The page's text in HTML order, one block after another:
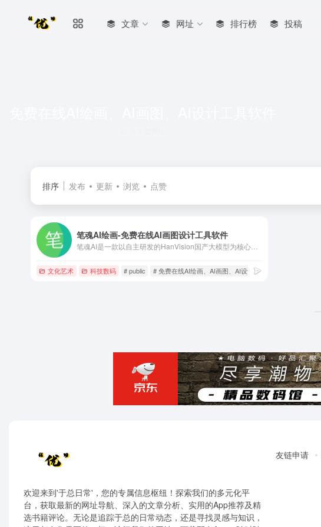
文章 网址 排行榜 投稿
排序 发布 更新 浏览 点赞
笔魂AI绘画-免费在线AI画图设计工具软件
文化艺术 科技数码 # public # 免费在线AI绘画、AI画图、AI设计工具软件
欢迎来到'于总日常'，您的专属信息枢纽！探索我们的多元化平
台，获取最新的网址导航、深入的文章分析、实用的App推荐及精
选书籍评论。无论是追踪于总的日常动态，还是寻找灵感与知识，
友链申请